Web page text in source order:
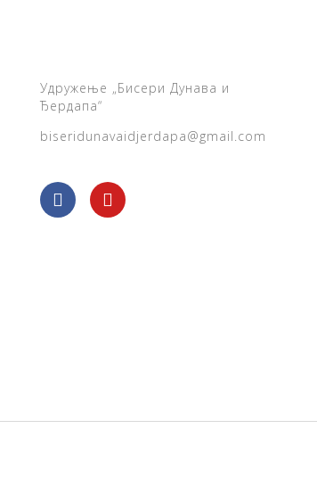
Удружење „Бисери Дунава и
Ђердапа“
biseridunavaidjerdapa@gmail.com